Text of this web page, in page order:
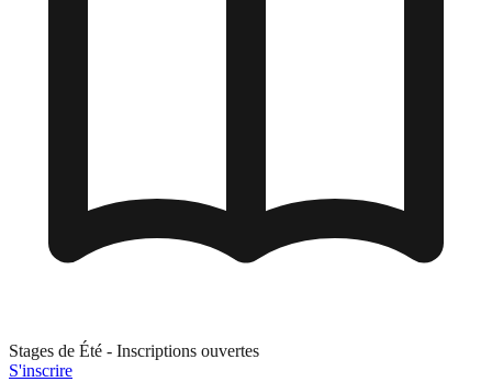
Stages de Été - Inscriptions ouvertes
S'inscrire